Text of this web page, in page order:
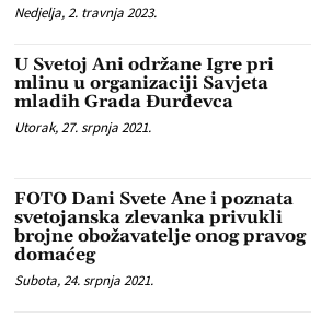
Nedjelja, 2. travnja 2023.
U Svetoj Ani održane Igre pri
mlinu u organizaciji Savjeta
mladih Grada Đurđevca
Utorak, 27. srpnja 2021.
FOTO Dani Svete Ane i poznata
svetojanska zlevanka privukli
brojne obožavatelje onog pravog
domaćeg
Subota, 24. srpnja 2021.